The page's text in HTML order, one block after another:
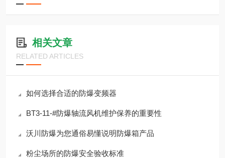
相关文章
RELATED ARTICLES
如何选择合适的防爆变频器
BT3-11-#防爆轴流风机维护保养的重要性
沃川防爆为您通俗易懂说明防爆箱产品
粉尘场所的防爆安全验收标准